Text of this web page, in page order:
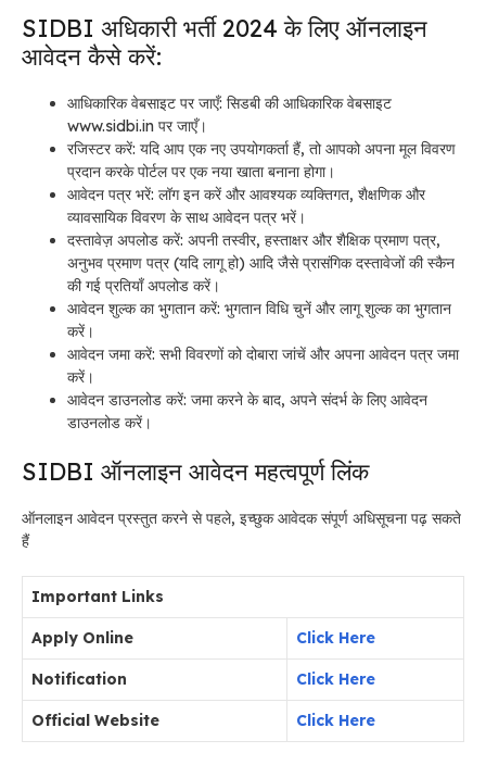
SIDBI अधिकारी भर्ती 2024 के लिए ऑनलाइन
आवेदन कैसे करें:
आधिकारिक वेबसाइट पर जाएँ: सिडबी की आधिकारिक वेबसाइट
www.sidbi.in पर जाएँ।
रजिस्टर करें: यदि आप एक नए उपयोगकर्ता हैं, तो आपको अपना मूल विवरण
प्रदान करके पोर्टल पर एक नया खाता बनाना होगा।
आवेदन पत्र भरें: लॉग इन करें और आवश्यक व्यक्तिगत, शैक्षणिक और
व्यावसायिक विवरण के साथ आवेदन पत्र भरें।
दस्तावेज़ अपलोड करें: अपनी तस्वीर, हस्ताक्षर और शैक्षिक प्रमाण पत्र,
अनुभव प्रमाण पत्र (यदि लागू हो) आदि जैसे प्रासंगिक दस्तावेजों की स्कैन
की गई प्रतियाँ अपलोड करें।
आवेदन शुल्क का भुगतान करें: भुगतान विधि चुनें और लागू शुल्क का भुगतान
करें।
आवेदन जमा करें: सभी विवरणों को दोबारा जांचें और अपना आवेदन पत्र जमा
करें।
आवेदन डाउनलोड करें: जमा करने के बाद, अपने संदर्भ के लिए आवेदन
डाउनलोड करें।
SIDBI ऑनलाइन आवेदन महत्वपूर्ण लिंक
ऑनलाइन आवेदन प्रस्तुत करने से पहले, इच्छुक आवेदक संपूर्ण अधिसूचना पढ़ सकते
हैं
Important Links
Apply Online Click Here
Notification Click Here
Official Website Click Here